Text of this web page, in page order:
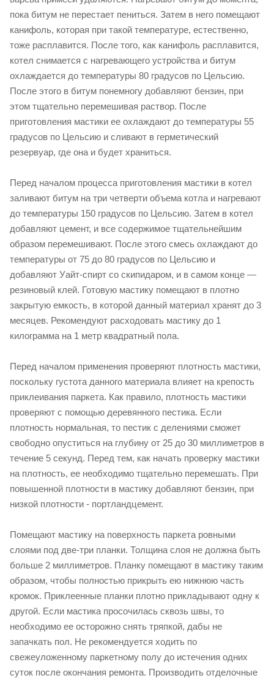
пока битум не перестает пениться. Затем в него помещают
канифоль, которая при такой температуре, естественно,
тоже расплавится. После того, как канифоль расплавится,
котел снимается с нагревающего устройства и битум
охлаждается до температуры 80 градусов по Цельсию.
После этого в битум понемногу добавляют бензин, при
этом тщательно перемешивая раствор. После
приготовления мастики ее охлаждают до температуры 55
градусов по Цельсию и сливают в герметический
резервуар, где она и будет храниться.
Перед началом процесса приготовления мастики в котел
заливают битум на три четверти объема котла и нагревают
до температуры 150 градусов по Цельсию. Затем в котел
добавляют цемент, и все содержимое тщательнейшим
образом перемешивают. После этого смесь охлаждают до
температуры от 75 до 80 градусов по Цельсию и
добавляют Уайт-спирт со скипидаром, и в самом конце —
резиновый клей. Готовую мастику помещают в плотно
закрытую емкость, в которой данный материал хранят до 3
месяцев. Рекомендуют расходовать мастику до 1
килограмма на 1 метр квадратный пола.
Перед началом применения проверяют плотность мастики,
поскольку густота данного материала влияет на крепость
приклеивания паркета. Как правило, плотность мастики
проверяют с помощью деревянного пестика. Если
плотность нормальная, то пестик с делениями сможет
свободно опуститься на глубину от 25 до 30 миллиметров в
течение 5 секунд. Перед тем, как начать проверку мастики
на плотность, ее необходимо тщательно перемешать. При
повышенной плотности в мастику добавляют бензин, при
низкой плотности - портландцемент.
Помещают мастику на поверхность паркета ровными
слоями под две-три планки. Толщина слоя не должна быть
больше 2 миллиметров. Планку помещают в мастику таким
образом, чтобы полностью прикрыть ею нижнюю часть
кромок. Приклеенные планки плотно прикладывают одну к
другой. Если мастика просочилась сквозь швы, то
необходимо ее осторожно снять тряпкой, дабы не
запачкать пол. Не рекомендуется ходить по
свежеуложенному паркетному полу до истечения одних
суток после окончания ремонта. Производить отделочные